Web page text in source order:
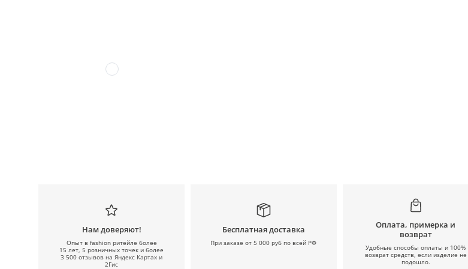
Нам доверяют!
Опыт в fashion ритейле более
15 лет, 5 розничных точек и более
3 500 отзывов на Яндекс Картах и
2Гис
Бесплатная доставка
При заказе от 5 000 руб по всей РФ
Оплата, примерка и
возврат
Удобные способы оплаты и 100%
возврат средств, если изделие не
подошло.